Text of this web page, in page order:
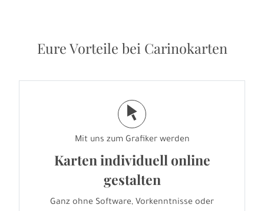
Eure Vorteile bei Carinokarten
j
Mit uns zum Grafiker werden
Karten individuell online
gestalten
Ganz ohne Software, Vorkenntnisse oder